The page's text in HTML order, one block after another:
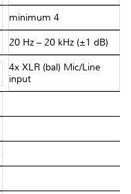
minimum 4 Ω
20 Hz – 20 kHz (±1 dB)
4x XLR (bal) Mic/Line
input